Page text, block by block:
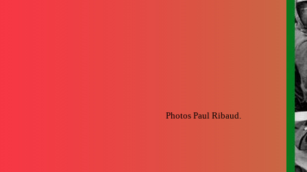
Photos Paul Ribaud.